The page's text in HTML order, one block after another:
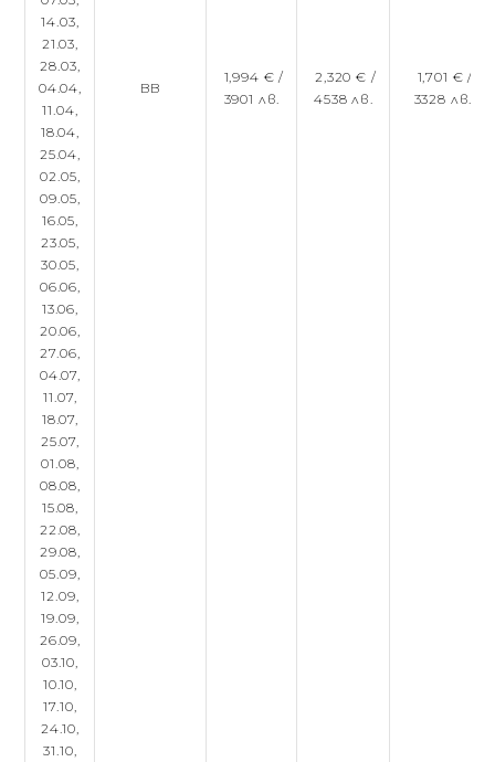
14.03,
21.03,
28.03,
04.04,
11.04,
18.04,
25.04,
02.05,
09.05,
16.05,
23.05,
30.05,
06.06,
13.06,
20.06,
27.06,
04.07,
11.07,
18.07,
25.07,
01.08,
08.08,
15.08,
22.08,
29.08,
05.09,
12.09,
19.09,
26.09,
03.10,
10.10,
17.10,
24.10,
31.10,
BB
1,994 € /
3901 лв.
2,320 € /
4538 лв.
1,701 € /
3328 лв.